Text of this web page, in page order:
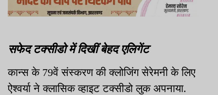
सफेद टक्सीडो में दिखीं बेहद एलिगेंट
कान्स के 79वें संस्करण की क्लोजिंग सेरेमनी के लिए
ऐश्वर्या ने क्लासिक व्हाइट टक्सीडो लुक अपनाया.